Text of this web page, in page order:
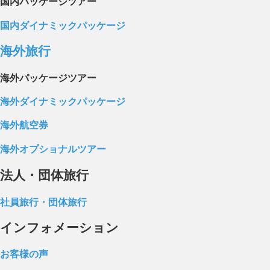
国内ダイナミックパッケージ
海外旅行
海外パッケージツアー
海外ダイナミックパッケージ
海外航空券
海外オプショナルツアー
法人・団体旅行
社員旅行・団体旅行
インフォメーション
お客様の声